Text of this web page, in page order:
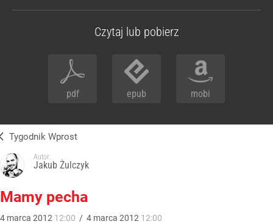
Czytaj lub pobierz
pdf epub mobi
Tygodnik Wprost
Autor:
Jakub Żulczyk
Mamy pecha
4 marca 2012 12:00 / 4 marca 2012 12:00